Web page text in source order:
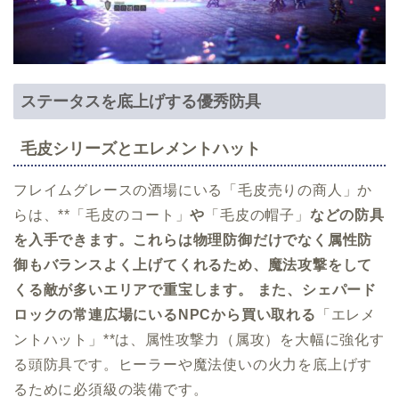
ステータスを底上げする優秀防具
毛皮シリーズとエレメントハット
フレイムグレースの酒場にいる「毛皮売りの商人」か
らは、**「毛皮のコート」や 「毛皮の帽子」 などの防具
を入手できます。これらは物理防御だけでなく属性防
御もバランスよく上げてくれるため、魔法攻撃をして
くる敵が多いエリアで重宝します。 また、シェパード
ロックの常連広場にいるNPCから買い取れる
「エレメ
ントハット」**は、属性攻撃力（属攻）を大幅に強化す
る頭防具です。ヒーラーや魔法使いの火力を底上げす
るために必須級の装備です。